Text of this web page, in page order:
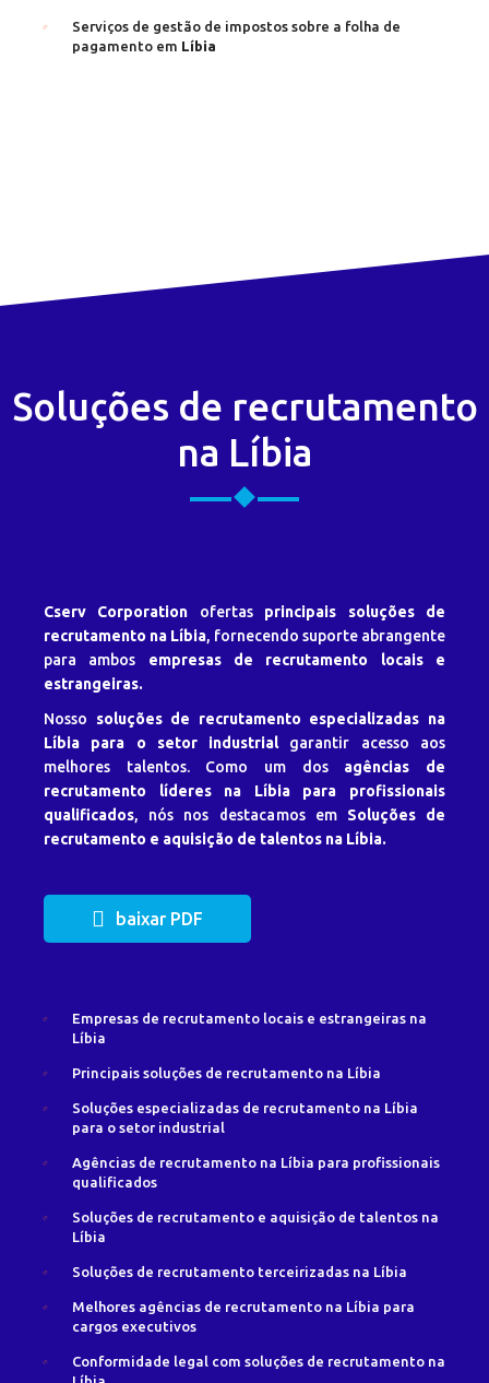
Serviços de gestão de impostos sobre a folha de
pagamento em Líbia
Soluções de recrutamento
na Líbia
Cserv Corporation ofertas principais soluções de
recrutamento na Líbia, fornecendo suporte abrangente
para ambos empresas de recrutamento locais e
estrangeiras.
Nosso soluções de recrutamento especializadas na
Líbia para o setor industrialgarantir acesso aos
melhores talentos. Como um dos agências de
recrutamento líderes na Líbia para profissionais
qualificados, nós nos destacamos em Soluções de
recrutamento e aquisição de talentos na Líbia.
baixar PDF
Empresas de recrutamento locais e estrangeiras na
Líbia
Principais soluções de recrutamento na Líbia
Soluções especializadas de recrutamento na Líbia
para o setor industrial
Agências de recrutamento na Líbia para profissionais
qualificados
Soluções de recrutamento e aquisição de talentos na
Líbia
Soluções de recrutamento terceirizadas na Líbia
Melhores agências de recrutamento na Líbia para
cargos executivos
Conformidade legal com soluções de recrutamento na